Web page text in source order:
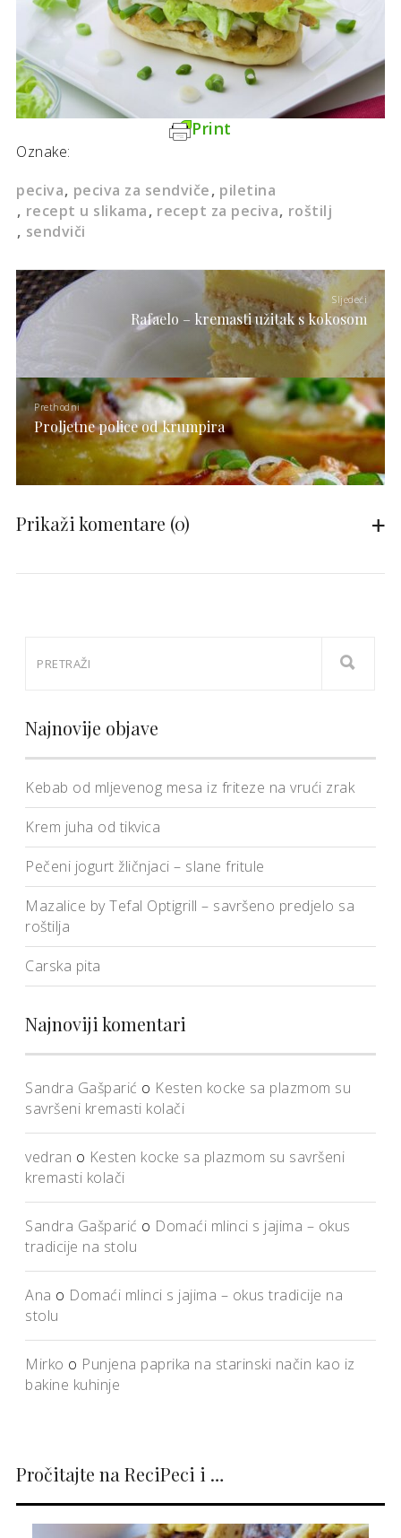
Print
Oznake:
peciva peciva za sendviče piletina
recept u slikama recept za peciva roštilj
sendviči
Sljedeći
Rafaelo – kremasti užitak s kokosom
Prethodni
Proljetne police od krumpira
Prikaži komentare (0)
Najnovije objave
Kebab od mljevenog mesa iz friteze na vrući zrak
Krem juha od tikvica
Pečeni jogurt žličnjaci – slane fritule
Mazalice by Tefal Optigrill – savršeno predjelo sa
roštilja
Carska pita
Najnoviji komentari
Sandra Gašparić o Kesten kocke sa plazmom su
savršeni kremasti kolači
vedran o Kesten kocke sa plazmom su savršeni
kremasti kolači
Sandra Gašparić o Domaći mlinci s jajima – okus
tradicije na stolu
Ana o Domaći mlinci s jajima – okus tradicije na
stolu
Mirko o Punjena paprika na starinski način kao iz
bakine kuhinje
Pročitajte na ReciPeci i …